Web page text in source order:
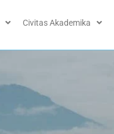
Civitas Akademika